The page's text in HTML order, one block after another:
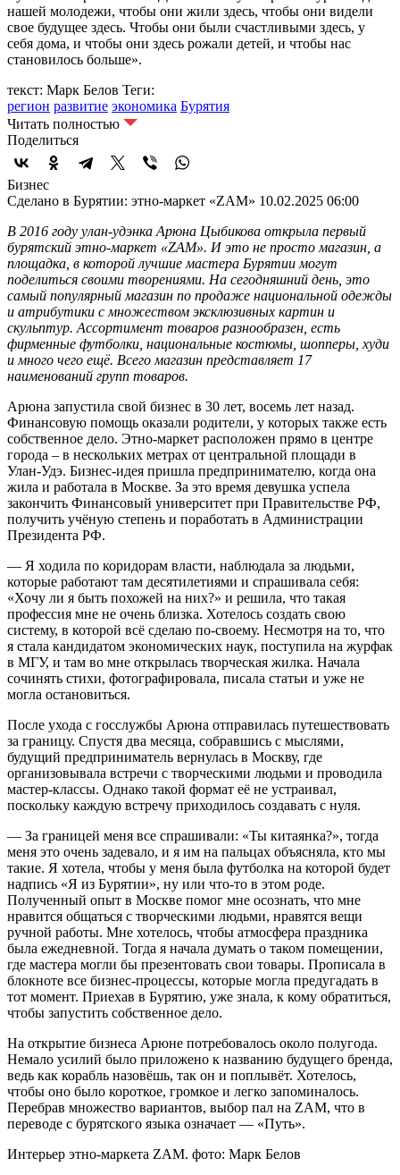
нашей молодежи, чтобы они жили здесь, чтобы они видели
свое будущее здесь. Чтобы они были счастливыми здесь, у
себя дома, и чтобы они здесь рожали детей, и чтобы нас
становилось больше».
текст: Марк Белов Теги:
регион развитие экономика Бурятия
Читать полностью
Поделиться
Бизнес
Сделано в Бурятии: этно-маркет «ZAM» 10.02.2025 06:00
В 2016 году улан-удэнка Арюна Цыбикова открыла первый
бурятский этно-маркет «ZAM». И это не просто магазин, а
площадка, в которой лучшие мастера Бурятии могут
поделиться своими творениями. На сегодняшний день, это
самый популярный магазин по продаже национальной одежды
и атрибутики с множеством эксклюзивных картин и
скульптур. Ассортимент товаров разнообразен, есть
фирменные футболки, национальные костюмы, шопперы, худи
и много чего ещё. Всего магазин представляет 17
наименований групп товаров.
Арюна запустила свой бизнес в 30 лет, восемь лет назад.
Финансовую помощь оказали родители, у которых также есть
собственное дело. Этно-маркет расположен прямо в центре
города – в нескольких метрах от центральной площади в
Улан-Удэ. Бизнес-идея пришла предпринимателю, когда она
жила и работала в Москве. За это время девушка успела
закончить Финансовый университет при Правительстве РФ,
получить учёную степень и поработать в Администрации
Президента РФ.
— Я ходила по коридорам власти, наблюдала за людьми,
которые работают там десятилетиями и спрашивала себя:
«Хочу ли я быть похожей на них?» и решила, что такая
профессия мне не очень близка. Хотелось создать свою
систему, в которой всё сделаю по-своему. Несмотря на то, что
я стала кандидатом экономических наук, поступила на журфак
в МГУ, и там во мне открылась творческая жилка. Начала
сочинять стихи, фотографировала, писала статьи и уже не
могла остановиться.
После ухода с госслужбы Арюна отправилась путешествовать
за границу. Спустя два месяца, собравшись с мыслями,
будущий предприниматель вернулась в Москву, где
организовывала встречи с творческими людьми и проводила
мастер-классы. Однако такой формат её не устраивал,
поскольку каждую встречу приходилось создавать с нуля.
— За границей меня все спрашивали: «Ты китаянка?», тогда
меня это очень задевало, и я им на пальцах объясняла, кто мы
такие. Я хотела, чтобы у меня была футболка на которой будет
надпись «Я из Бурятии», ну или что-то в этом роде.
Полученный опыт в Москве помог мне осознать, что мне
нравится общаться с творческими людьми, нравятся вещи
ручной работы. Мне хотелось, чтобы атмосфера праздника
была ежедневной. Тогда я начала думать о таком помещении,
где мастера могли бы презентовать свои товары. Прописала в
блокноте все бизнес-процессы, которые могла предугадать в
тот момент. Приехав в Бурятию, уже знала, к кому обратиться,
чтобы запустить собственное дело.
На открытие бизнеса Арюне потребовалось около полугода.
Немало усилий было приложено к названию будущего бренда,
ведь как корабль назовёшь, так он и поплывёт. Хотелось,
чтобы оно было короткое, громкое и легко запоминалось.
Перебрав множество вариантов, выбор пал на ZAM, что в
переводе с бурятского языка означает — «Путь».
Интерьер этно-маркета ZAM. фото: Марк Белов